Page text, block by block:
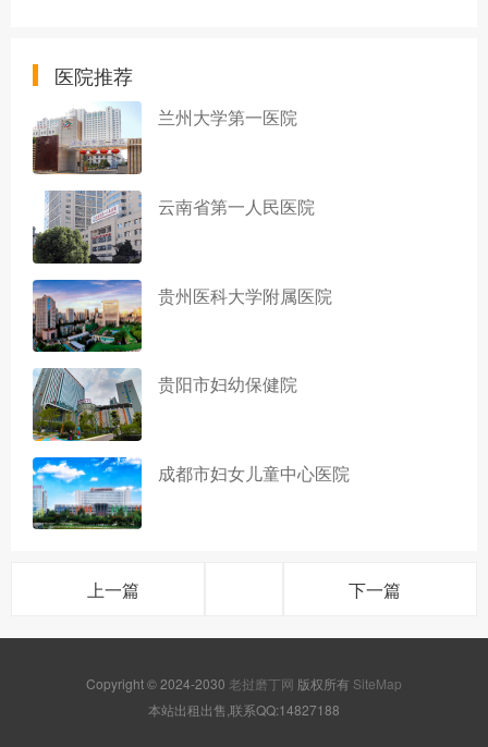
医院推荐
兰州大学第一医院
云南省第一人民医院
贵州医科大学附属医院
贵阳市妇幼保健院
成都市妇女儿童中心医院
上一篇 下一篇
Copyright © 2024-2030 老挝磨丁网 版权所有 SiteMap
本站出租出售,联系QQ:14827188